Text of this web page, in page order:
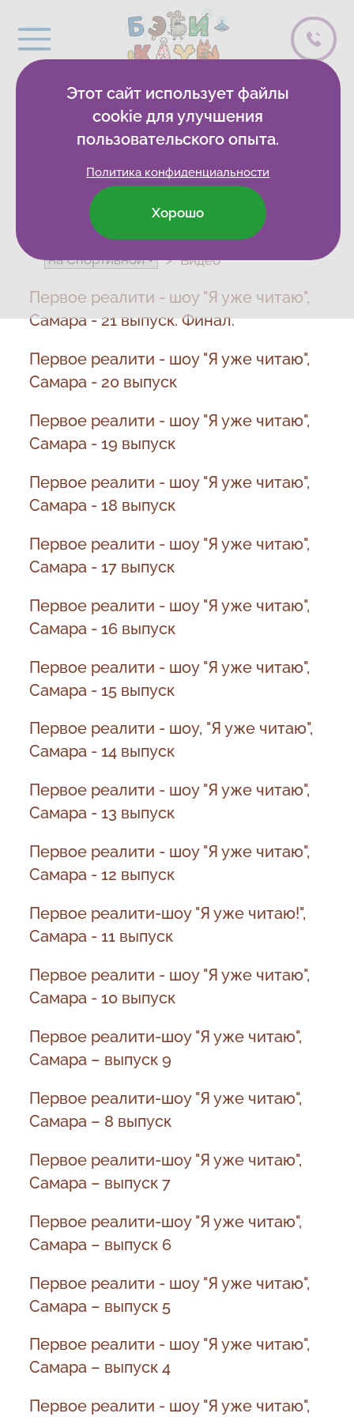
ВИДЕОБЛОГ
Бэби-клуб Развивающие клубы
Видео
Первое реалити - шоу "Я уже читаю",
Самара - 21 выпуск. Финал.
Первое реалити - шоу "Я уже читаю",
Самара - 20 выпуск
Первое реалити - шоу "Я уже читаю",
Самара - 19 выпуск
Первое реалити - шоу "Я уже читаю",
Самара - 18 выпуск
Первое реалити - шоу "Я уже читаю",
Самара - 17 выпуск
Первое реалити - шоу "Я уже читаю",
Самара - 16 выпуск
Первое реалити - шоу "Я уже читаю",
Самара - 15 выпуск
Первое реалити - шоу, "Я уже читаю",
Самара - 14 выпуск
Первое реалити - шоу "Я уже читаю",
Самара - 13 выпуск
Первое реалити - шоу "Я уже читаю",
Самара - 12 выпуск
Первое реалити-шоу "Я уже читаю!",
Самара - 11 выпуск
Первое реалити - шоу "Я уже читаю",
Самара - 10 выпуск
Первое реалити-шоу "Я уже читаю",
Самара – выпуск 9
Первое реалити-шоу "Я уже читаю",
Самара – 8 выпуск
Первое реалити-шоу "Я уже читаю",
Самара – выпуск 7
Первое реалити-шоу "Я уже читаю",
Самара – выпуск 6
Первое реалити - шоу "Я уже читаю",
Самара – выпуск 5
Первое реалити - шоу "Я уже читаю",
Самара – выпуск 4
Первое реалити - шоу "Я уже читаю",
Этот сайт использует файлы
cookie для улучшения
пользовательского опыта.
Политика конфиденциальности
Хорошо